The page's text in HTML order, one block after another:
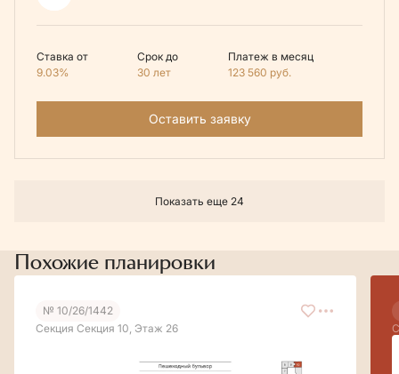
Ставка от
9.03%
Срок до
30 лет
Платеж в месяц
123 560 руб.
Оставить заявку
Показать еще 24
Похожие планировки
№ 10/26/1442
Секция Секция 10, Этаж 26